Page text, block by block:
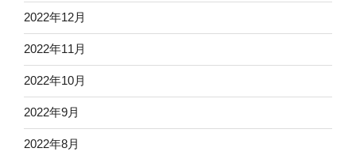
2022年12月
2022年11月
2022年10月
2022年9月
2022年8月